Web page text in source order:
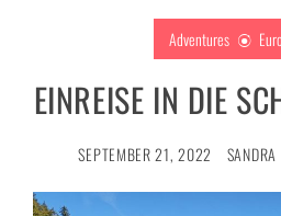
Adventures
EINREISE IN DIE
SEPTEMBER 21, 2022 SANDRA